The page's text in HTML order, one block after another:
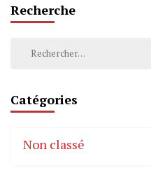
Recherche
Rechercher :
Catégories
Non classé